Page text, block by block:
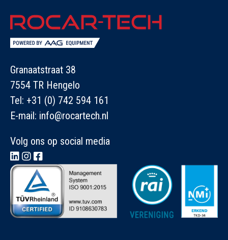
Granaatstraat 38
7554 TR Hengelo
Tel: +31 (0) 742 594 161
E-mail: info@rocartech.nl
Volg ons op social media